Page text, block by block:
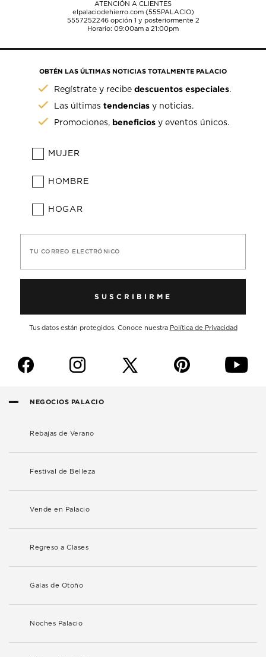
ATENCIÓN A CLIENTES
elpalaciodehierro.com (555PALACIO)
5557252246opción 1 y posteriormente 2
Horario: 09:00am a 21:00pm
OBTÉN LAS ÚLTIMAS NOTICIAS TOTALMENTE PALACIO
Regístrate y recibedescuentos especiales.
Las últimastendencias y noticias.
Promociones, beneficios y eventos únicos.
MUJER
HOMBRE
HOGAR
TU CORREO ELECTRÓNICO
SUSCRIBIRME
Tus datos están protegidos. Conoce nuestra Política de Privacidad
f i p y
NEGOCIOS PALACIO
Rebajas de Verano
Festival de Belleza
Vende en Palacio
Regreso a Clases
Galas de Otoño
Noches Palacio